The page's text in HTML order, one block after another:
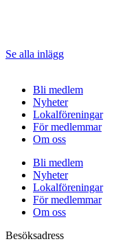
Se alla inlägg
Bli medlem
Nyheter
Lokalföreningar
För medlemmar
Om oss
Bli medlem
Nyheter
Lokalföreningar
För medlemmar
Om oss
Besöksadress